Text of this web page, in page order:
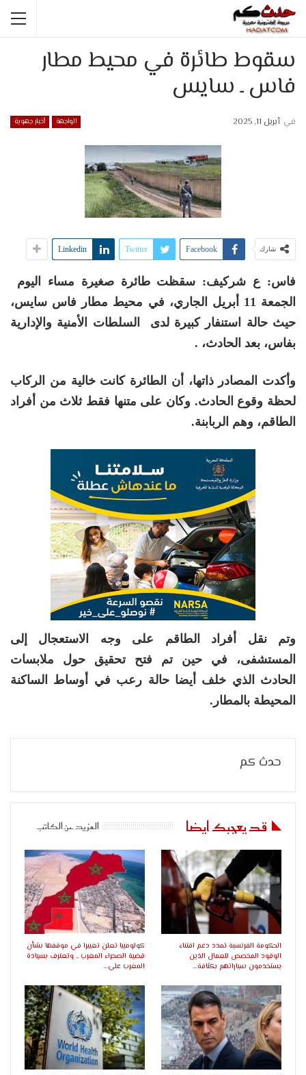
سقوط طائرة في محيط مطار
فاس ـ سايس
الواجهة أخبار جهوية في أبريل 11, 2025
شارك Facebook
Twitter
Linkedin
فاس: ع شركيف: سقظت طائرة صغيرة مساء اليوم
الجمعة 11 أبريل الجاري، في محيط مطار فاس سايس،
حيث حالة استنفار كبيرة لدى السلطات الأمنية والإدارية
بفاس، بعد الحادث، .
وأكدت المصادر ذاتها، أن الطائرة كانت خالية من الركاب
لحظة وقوع الحادث. وكان على متنها فقط ثلاث من أفراد
الطاقم، وهم الربابنة.
وتم نقل أفراد الطاقم على وجه الاستعجال إلى
المستشفى، في حين تم فتح تحقيق حول ملابسات
الحادث الذي خلف أيضا حالة رعب في أوساط الساكنة
المحيطة بالمطار.
حدث كم
قد يعجبك ايضا المزيد عن الكاتب
الحكومة الفرنسية تمدد دعم اقتناء
الوقود المخصص للعمال الذين
يستخدمون سياراتهم بكثافة…
كولومبيا تعلن تغييرا في موقفها بشأن
قضية الصحراء المغرب .. وتعترف بسيادة
المغرب على…